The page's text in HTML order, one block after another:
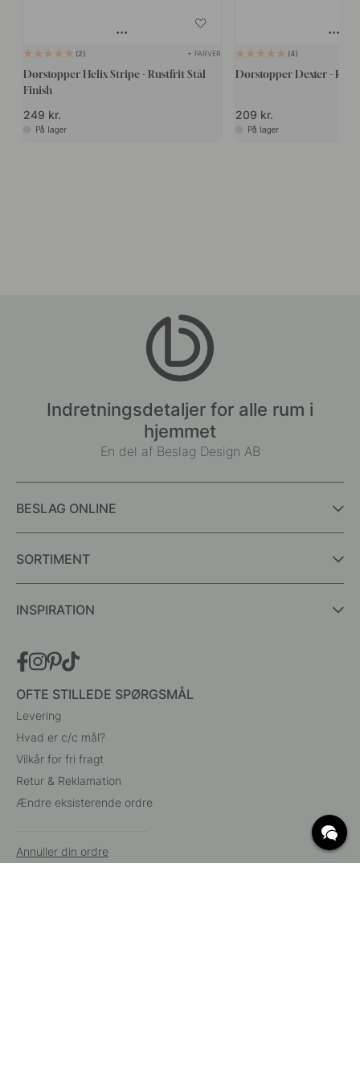
2 + FARVER
Dørstopper Helix Stripe - Rustfrit Stål
Finish
249 kr.
På lager
4
Dørstopper Dexter -
209 kr.
På lager
Indretningsdetaljer for alle rum i
hjemmet
En del af Beslag Design AB
BESLAG ONLINE
SORTIMENT
INSPIRATION
OFTE STILLEDE SPØRGSMÅL
Levering
Hvad er c/c mål?
Vilkår for fri fragt
Retur & Reklamation
Ændre eksisterende ordre
Annuller din ordre